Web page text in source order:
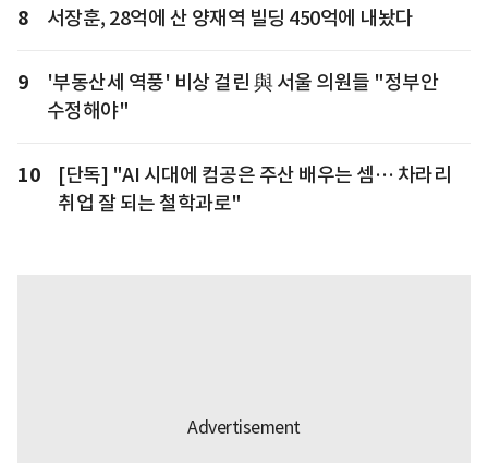
8 서장훈, 28억에 산 양재역 빌딩 450억에 내놨다
9
'부동산세 역풍' 비상 걸린 與 서울 의원들 "정부안
수정해야"
10
[단독] "AI 시대에 컴공은 주산 배우는 셈… 차라리
취업 잘 되는 철학과로"